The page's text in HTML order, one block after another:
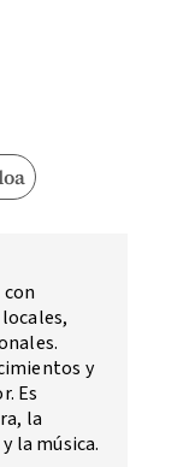
y
Es
la
la música.